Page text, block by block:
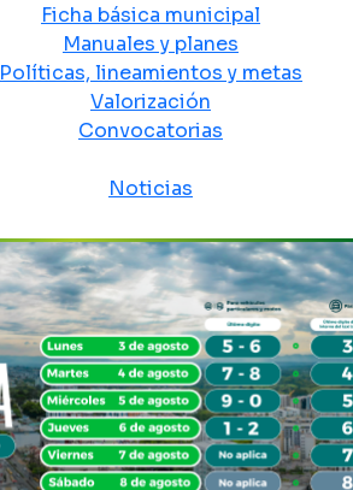
Ficha básica municipal
Manuales y planes
Políticas, lineamientos y metas
Valorización
Convocatorias
Noticias